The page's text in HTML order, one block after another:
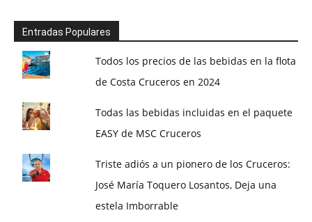
Entradas Populares
Todos los precios de las bebidas en la flota
de Costa Cruceros en 2024
Todas las bebidas incluidas en el paquete
EASY de MSC Cruceros
Triste adiós a un pionero de los Cruceros:
José María Toquero Losantos, Deja una
estela Imborrable